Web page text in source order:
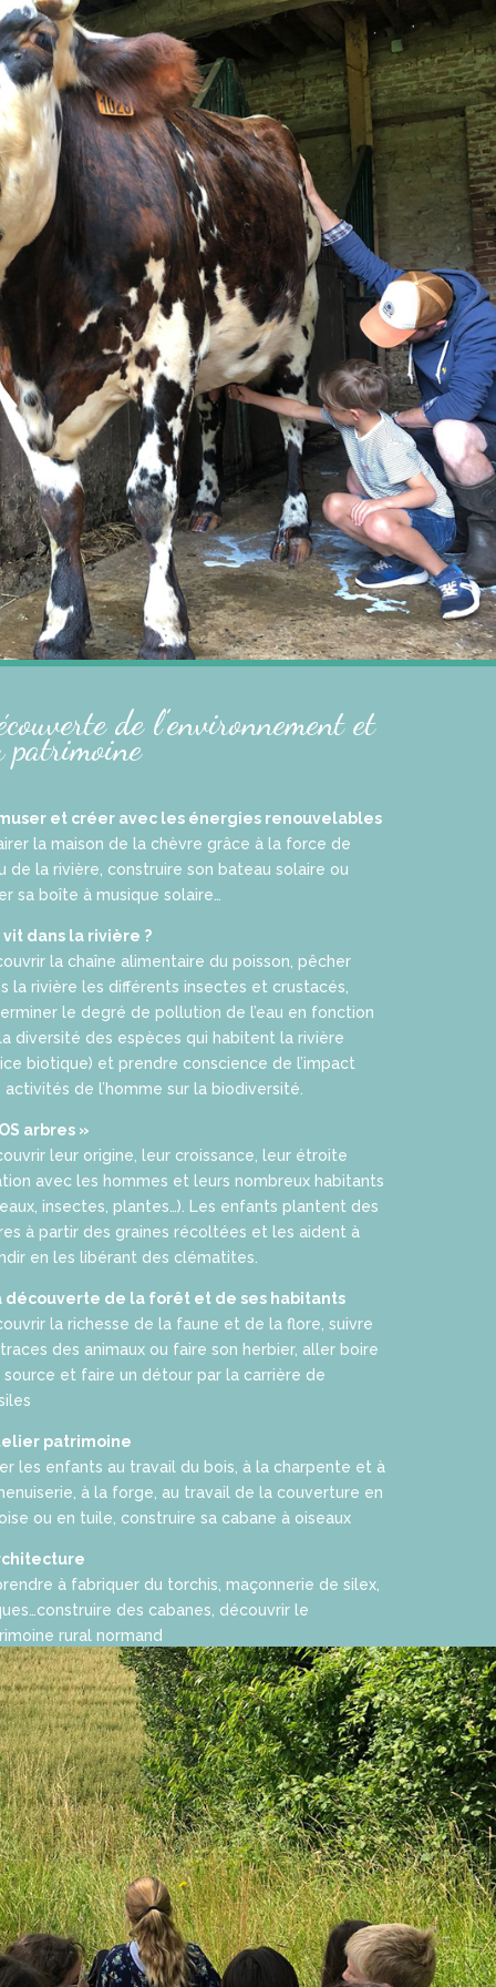
de l’environnement et
patrimoine
et créer avec les énergies renouvelables
la maison de la chèvre grâce à la force de
de la rivière, construire son bateau solaire ou
sa boîte à musique solaire…
vit dans la rivière ?
la chaîne alimentaire du poisson, pêcher
la rivière les différents insectes et crustacés,
le degré de pollution de l’eau en fonction
diversité des espèces qui habitent la rivière
biotique) et prendre conscience de l’impact
activités de l’homme sur la biodiversité.
arbres »
leur origine, leur croissance, leur étroite
avec les hommes et leurs nombreux habitants
insectes, plantes…). Les enfants plantent des
à partir des graines récoltées et les aident à
en les libérant des clématites.
découverte de la forêt et de ses habitants
la richesse de la faune et de la flore, suivre
des animaux ou faire son herbier, aller boire
source et faire un détour par la carrière de
patrimoine
les enfants au travail du bois, à la charpente et à
à la forge, au travail de la couverture en
ou en tuile, construire sa cabane à oiseaux
à fabriquer du torchis, maçonnerie de silex,
des cabanes, découvrir le
rural normand